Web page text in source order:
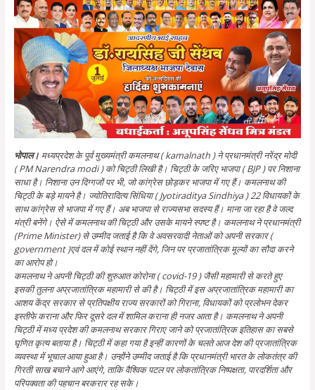
भोपाल। मध्यप्रदेश के पूर्व मुख्यमंत्री कमलनाथ ( kamalnath ) ने प्रधानमंत्री नरेंद्र मोदी
( PM Narendra modi ) को चिट्ठी लिखी है। चिट्ठी के जरिए भाजपा ( BJP ) पर निशाना
साधा है। निशाना उन दिग्गजों पर भी, जो कांग्रेस छोड़कर भाजपा में गए हैं। कमलनाथ की
चिट्ठी के बड़े मायने है। ज्योतिरादित्य सिंधिया ( Jyotiraditya Sindhiya ) 22 विधायकों के
साथ कांग्रेस से भाजपा में गए हैं। अब भाजपा से राज्यसभा सदस्य हैं। माना जा रहा है वे जल्द
मंत्री बनेंगे। ऐसे में कमलनाथ की चिट्ठी और उसके मायने स्पष्ट है। कमलनाथ ने प्रधानमंत्री
(Prime Minister) से उम्मीद जताई है कि वे अवसरवादी नेताओं को अपनी सरकार (
government )एवं दल में कोई स्थान नहीं देंगे, जिन पर प्रजातांत्रिक मूल्यों का सौदा करने
का आरोप हो।
कमलनाथ ने अपनी चिट्ठी की शुरुआत कोरोना ( covid-19 ) जैसी महामारी से करते हुए
इसकी तुलना अप्रजातांत्रिक महामारी से की है। चिट्ठी में इस अप्रजातांत्रिक महामारी का
आशय केंद्र सरकार से प्रतिपक्षीय राज्य सरकारों को गिराना, विधायकों को प्रलोभन देकर
इस्तीफे कराना और फिर दूसरे दल में शामिल कराना ही नजर आता है। कमलनाथ ने अपनी
चिट्ठी में मध्य प्रदेश की कमलनाथ सरकार गिराए जाने को प्रजातांत्रिक इतिहास का सबसे
घृणित कृत्य बताया है। चिट्ठी में कहा गया है इन्हीं कारणों के चलते आज देश की प्रजातांत्रिक
व्यवस्था में भूचाल आया हुआ है। उन्होंने उम्मीद जताई है कि प्रधानमंत्री भारत के लोकतंत्र की
गिरती साख बचाने आगे आएंगे, ताकि वैश्विक पटल पर लोकतांत्रिक निष्पक्षता, पारदर्शिता और
परिपक्वता की पहचान बरकरार रह सके।